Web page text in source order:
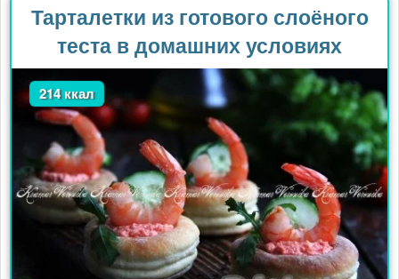
Тарталетки из готового слоёного
теста в домашних условиях
214 ккал